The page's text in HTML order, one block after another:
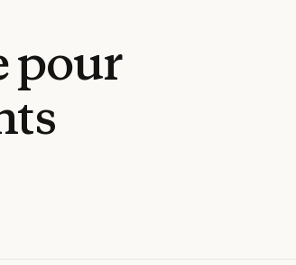
pour